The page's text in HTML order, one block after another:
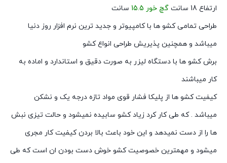
ارتفاع 18 سانت
گچ خور 15.5
سانت
طراحی تمامی کشو ها با کامپیوتر و جدید ترین نرم افزار روز دنیا
میباشد و همچنین پذیریش طراحی انواع کشو
برش کشو ها با دستگاه لیزر به صورت دقیق و استاندارد و اماده به
کار میباشند
کیفیت کشو ها از پلیکا فشار قوی مواد تازه درجه یک و نشکن
میباشد . که طی کار کرد زیاد کشو سابیده نمیشود و حالت تیزی نبش
ها را از دست نمیدهد و این خود باعث بالا بردن کیفیت کار مجری
میشود و مهمترین خصوصیت کشو خوش دست بودن ان است که طی